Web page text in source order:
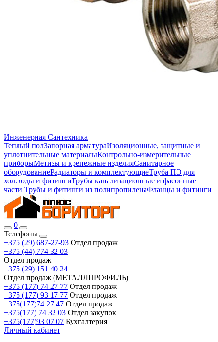
Инженерная Сантехника
Теплый полЗапорная арматураИзоляционные, защитные и
уплотнительные материалыКонтрольно-измерительные
приборыМетизы и крепежные изделияСанитарное
оборудованиеРадиаторы и комплектующиеТруба ПЭ для
хол.воды и фитингиТрубы канализационные и фасонные
части Трубы и фитинги из полипропиленаФланцы и фитинги
0
Телефоны
+375 (29) 687-27-93 Отдел продаж
+375 (44) 774 32 03
Отдел продаж
+375 (29) 151 40 24
Отдел продаж (МЕТАЛЛПРОФИЛЬ)
+375 (177) 74 27 77 Отдел продаж
+375 (177) 93 17 77 Отдел продаж
+375(177)74 27 47 Отдел продаж
+375(177) 74 32 03 Отдел закупок
+375(177)93 07 07 Бухгалтерия
Личный кабинет